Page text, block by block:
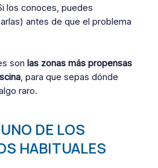
los conoces, puedes
antes de que el problema
son las zonas más propensas
, para que sepas dónde
raro.
DE LOS
HABITUALES